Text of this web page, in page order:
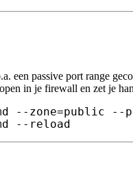
een passive port range
in je firewall en zet je
--reload